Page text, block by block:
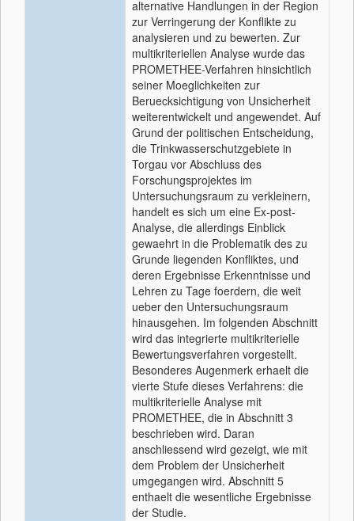
alternative Handlungen in der Region
zur Verringerung der Konflikte zu
analysieren und zu bewerten. Zur
multikriteriellen Analyse wurde das
PROMETHEE-Verfahren hinsichtlich
seiner Moeglichkeiten zur
Beruecksichtigung von Unsicherheit
weiterentwickelt und angewendet. Auf
Grund der politischen Entscheidung,
die Trinkwasserschutzgebiete in
Torgau vor Abschluss des
Forschungsprojektes im
Untersuchungsraum zu verkleinern,
handelt es sich um eine Ex-post-
Analyse, die allerdings Einblick
gewaehrt in die Problematik des zu
Grunde liegenden Konfliktes, und
deren Ergebnisse Erkenntnisse und
Lehren zu Tage foerdern, die weit
ueber den Untersuchungsraum
hinausgehen. Im folgenden Abschnitt
wird das integrierte multikriterielle
Bewertungsverfahren vorgestellt.
Besonderes Augenmerk erhaelt die
vierte Stufe dieses Verfahrens: die
multikriterielle Analyse mit
PROMETHEE, die in Abschnitt 3
beschrieben wird. Daran
anschliessend wird gezeigt, wie mit
dem Problem der Unsicherheit
umgegangen wird. Abschnitt 5
enthaelt die wesentliche Ergebnisse
der Studie.